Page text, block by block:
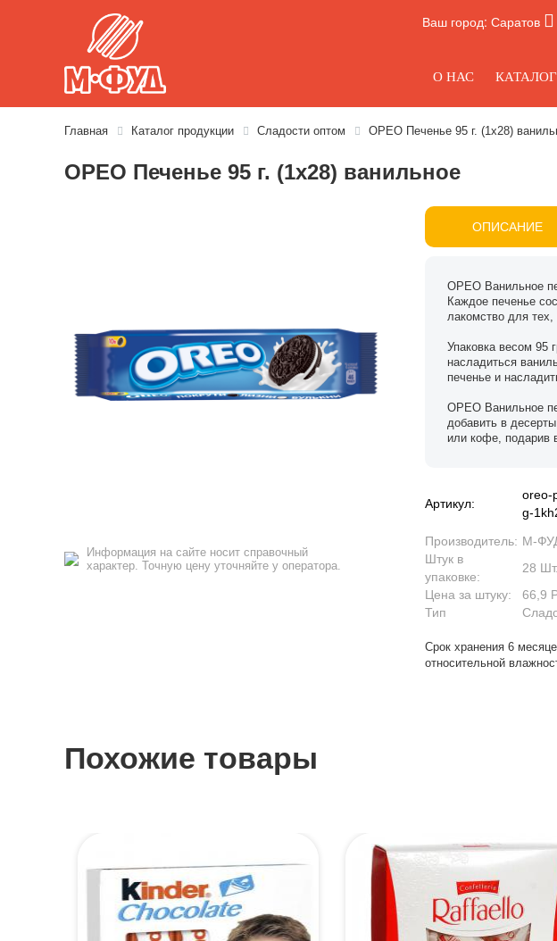
Ваш город: Саратов
О НАС
Главная Каталог продукции Сладости оптом ОРЕО Печенье 95 г. (1х28)
ОРЕО Печенье 95 г. (1х28) ванильное
Информация на сайте носит справочный
характер. Точную цену уточняйте у оператора.
ОПИСАНИЕ
ОРЕО Ванильное
Каждое печенье
лакомство для
Упаковка весом 95
насладиться
печенье и
ОРЕО Ванильное
добавить в
или кофе, подарив
Артикул:
oreo-
g-
Производитель: М-
Штук в
упаковке:
28 Шт.
Цена за штуку:
66,9
Тип
Срок хранения 6
относительной
Похожие товары